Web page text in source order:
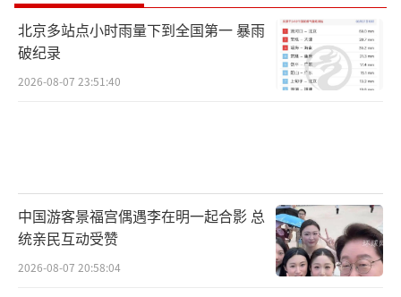
北京多站点小时雨量下到全国第一 暴雨
破纪录
2026-08-07 23:51:40
中国游客景福宫偶遇李在明一起合影 总
统亲民互动受赞
2026-08-07 20:58:04